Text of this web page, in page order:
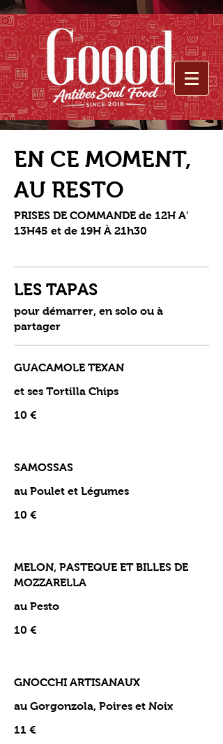
EN CE MOMENT,
AU RESTO
PRISES DE COMMANDE de 12H A'
13H45 et de 19H À 21h30
LES TAPAS
pour démarrer, en solo ou à
partager
GUACAMOLE TEXAN
et ses Tortilla Chips
10 €
SAMOSSAS
au Poulet et Légumes
10 €
MELON, PASTEQUE ET BILLES DE
MOZZARELLA
au Pesto
10 €
GNOCCHI ARTISANAUX
au Gorgonzola, Poires et Noix
11 €